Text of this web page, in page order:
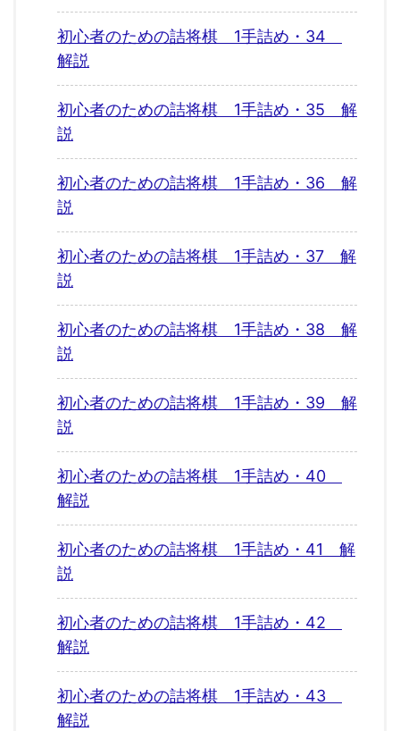
初心者のための詰将棋 1手詰め・34
解説
初心者のための詰将棋 1手詰め・35 解
説
初心者のための詰将棋 1手詰め・36 解
説
初心者のための詰将棋 1手詰め・37 解
説
初心者のための詰将棋 1手詰め・38 解
説
初心者のための詰将棋 1手詰め・39 解
説
初心者のための詰将棋 1手詰め・40
解説
初心者のための詰将棋 1手詰め・41 解
説
初心者のための詰将棋 1手詰め・42
解説
初心者のための詰将棋 1手詰め・43
解説